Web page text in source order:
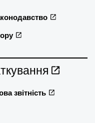
звітність